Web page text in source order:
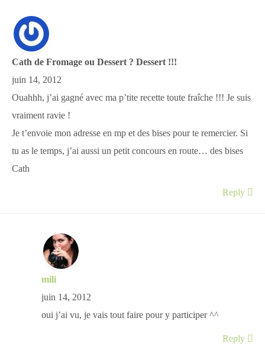
Cath de Fromage ou Dessert ? Dessert !!!
juin 14, 2012
Ouahhh, j’ai gagné avec ma p’tite recette toute fraîche !!! Je suis
vraiment ravie !
Je t’envoie mon adresse en mp et des bises pour te remercier. Si
tu as le temps, j’ai aussi un petit concours en route… des bises
Cath
Reply
mili
juin 14, 2012
oui j’ai vu, je vais tout faire pour y participer ^^
Reply